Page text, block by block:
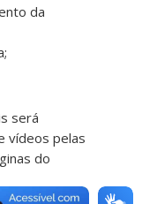
da
será
vídeos pelas
do